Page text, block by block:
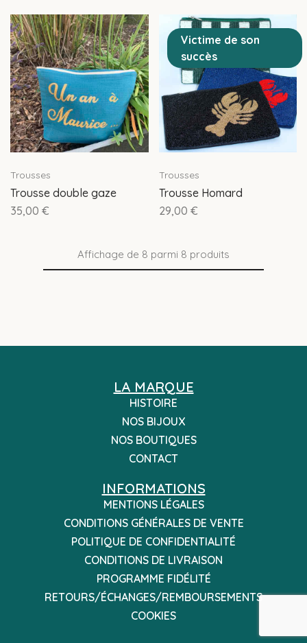
Trousses
Trousse double gaze
35,00 €
Victime de son
succès
Trousses
Trousse Homard
29,00 €
Affichage de 8 parmi 8 produits
LA MARQUE
HISTOIRE
NOS BIJOUX
NOS BOUTIQUES
CONTACT
INFORMATIONS
MENTIONS LÉGALES
CONDITIONS GÉNÉRALES DE VENTE
POLITIQUE DE CONFIDENTIALITÉ
CONDITIONS DE LIVRAISON
PROGRAMME FIDÉLITÉ
RETOURS/ÉCHANGES/REMBOURSEMENTS
COOKIES